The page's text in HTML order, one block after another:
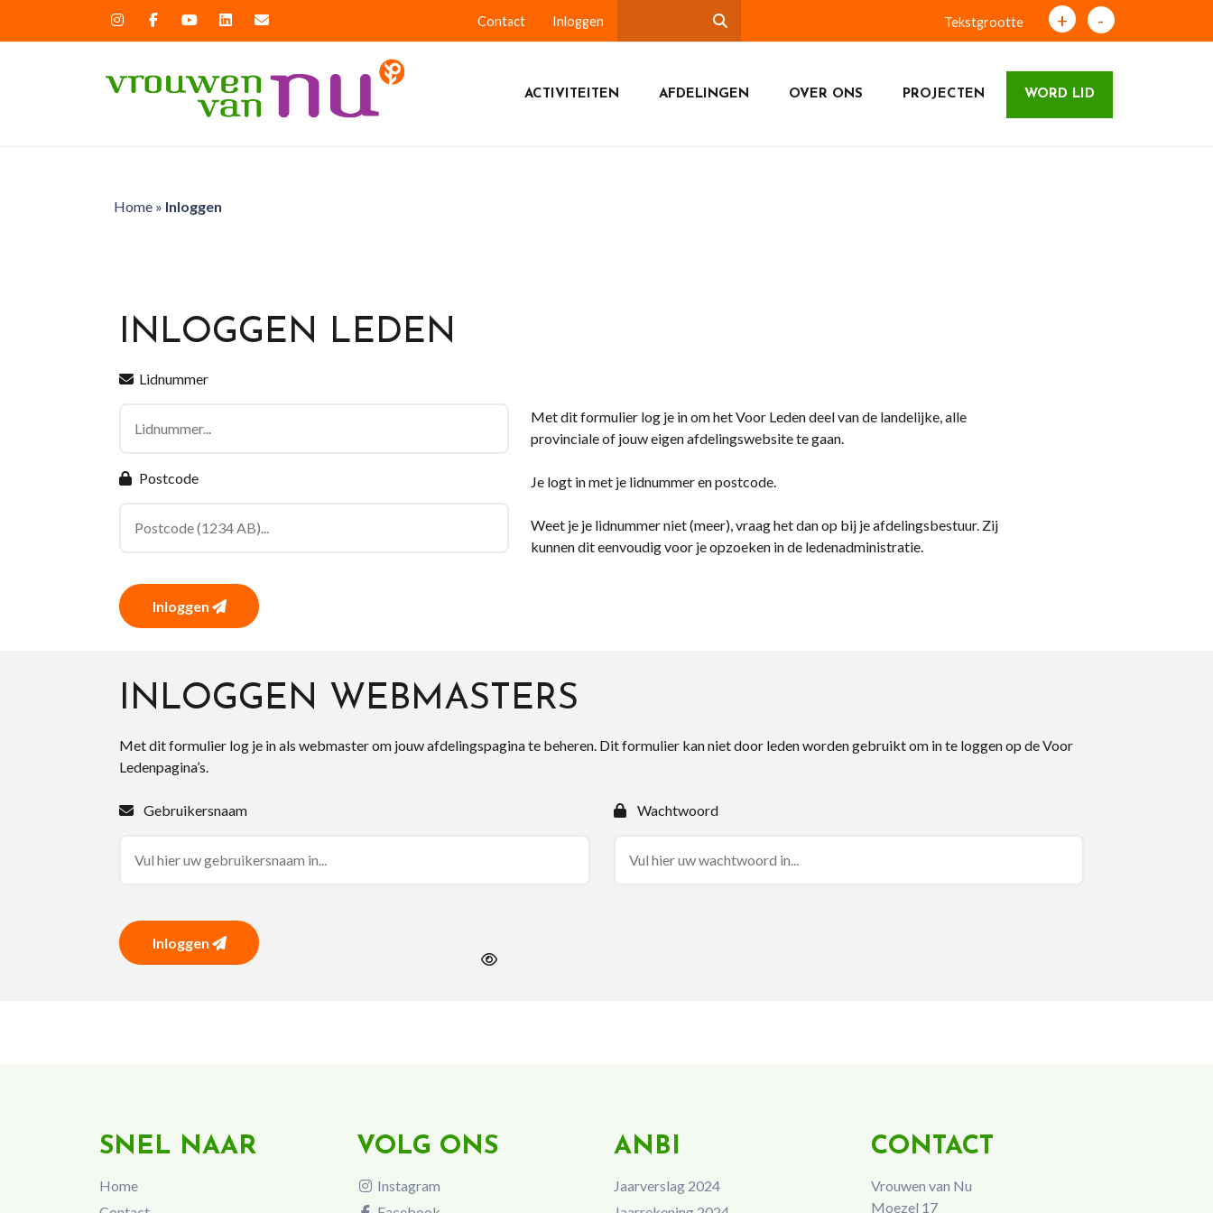
Contact Inloggen Tekstgrootte + -
ACTIVITEITEN AFDELINGEN OVER ONS PROJECTEN WORD LID
Home» Inloggen
INLOGGEN LEDEN
Lidnummer
Postcode
Inloggen
Met dit formulier log je in om het Voor Leden deel van de landelijke, alle
provinciale of jouw eigen afdelingswebsite te gaan.
Je logt in met je lidnummer en postcode.
Weet je je lidnummer niet (meer), vraag het dan op bij je afdelingsbestuur. Zij
kunnen dit eenvoudig voor je opzoeken in de ledenadministratie.
INLOGGEN WEBMASTERS
Met dit formulier log je in als webmaster om jouw afdelingspagina te beheren. Dit formulier kan niet door leden worden gebruikt om in te loggen op de Voor
Ledenpagina’s.
Gebruikersnaam Wachtwoord
Inloggen
SNEL NAAR
Home
VOLG ONS
Instagram
ANBI
Jaarverslag 2024
CONTACT
Vrouwen van Nu
Moezel 17